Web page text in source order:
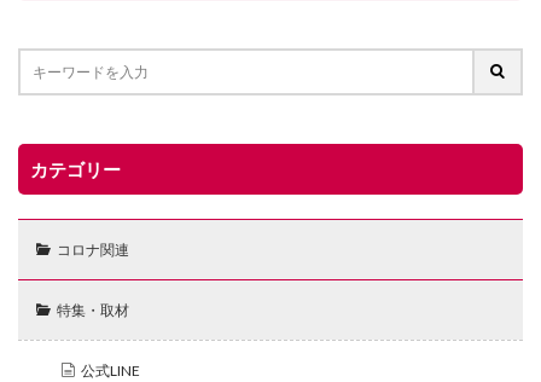
カテゴリー
コロナ関連
特集・取材
公式LINE